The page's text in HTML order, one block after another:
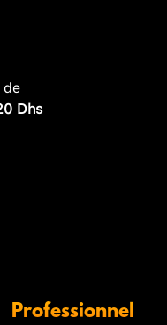
Dhs
Professionnel